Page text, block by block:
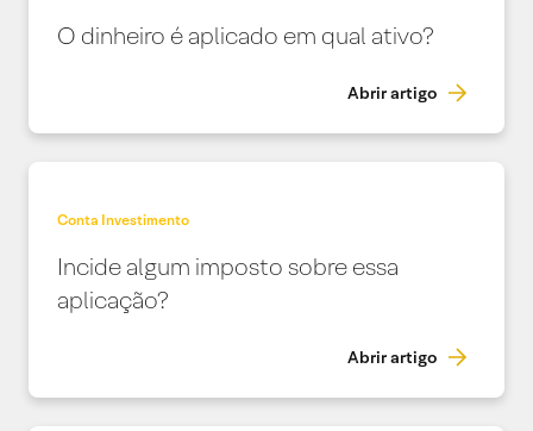
O dinheiro é aplicado em qual ativo?
Abrir artigo
Conta Investimento
Incide algum imposto sobre essa
aplicação?
Abrir artigo